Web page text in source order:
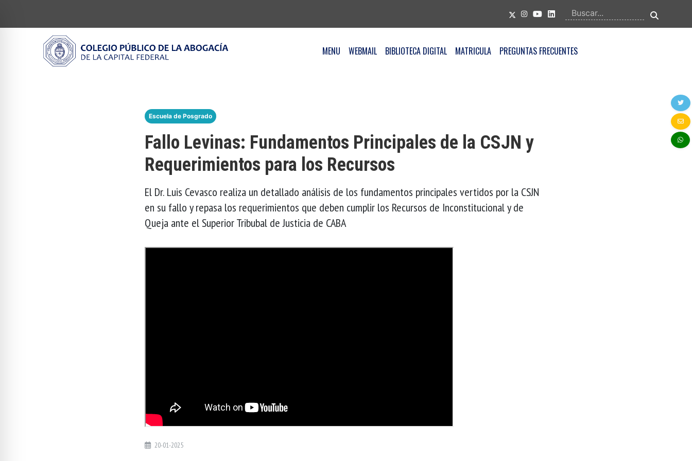
MENU WEBMAIL BIBLIOTECA DIGITAL MATRICULA PREGUNTAS FRECUENTES
Escuela de Posgrado
Fallo Levinas: Fundamentos Principales de la CSJN y
Requerimientos para los Recursos
El Dr. Luis Cevasco realiza un detallado análisis de los fundamentos principales vertidos por la CSJN
en su fallo y repasa los requerimientos que deben cumplir los Recursos de Inconstitucional y de
Queja ante el Superior Tribubal de Justicia de CABA
20-01-2025